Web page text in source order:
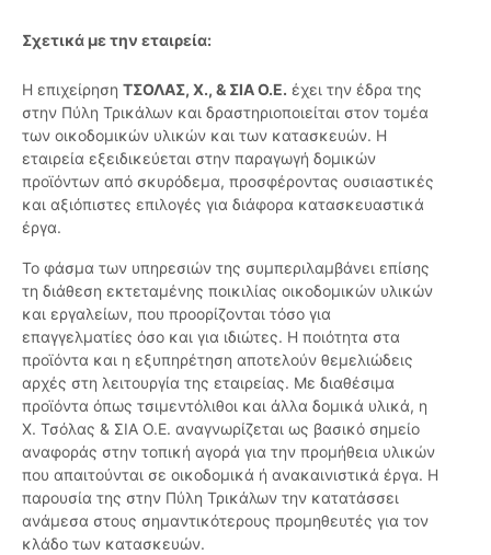
Σχετικά με την εταιρεία:
Η επιχείρηση ΤΣΟΛΑΣ, Χ., & ΣΙΑ Ο.Ε. έχει την έδρα της
στην Πύλη Τρικάλων και δραστηριοποιείται στον τομέα
των οικοδομικών υλικών και των κατασκευών. Η
εταιρεία εξειδικεύεται στην παραγωγή δομικών
προϊόντων από σκυρόδεμα, προσφέροντας ουσιαστικές
και αξιόπιστες επιλογές για διάφορα κατασκευαστικά
έργα.
Το φάσμα των υπηρεσιών της συμπεριλαμβάνει επίσης
τη διάθεση εκτεταμένης ποικιλίας οικοδομικών υλικών
και εργαλείων, που προορίζονται τόσο για
επαγγελματίες όσο και για ιδιώτες. Η ποιότητα στα
προϊόντα και η εξυπηρέτηση αποτελούν θεμελιώδεις
αρχές στη λειτουργία της εταιρείας. Με διαθέσιμα
προϊόντα όπως τσιμεντόλιθοι και άλλα δομικά υλικά, η
Χ. Τσόλας & ΣΙΑ Ο.Ε. αναγνωρίζεται ως βασικό σημείο
αναφοράς στην τοπική αγορά για την προμήθεια υλικών
που απαιτούνται σε οικοδομικά ή ανακαινιστικά έργα. Η
παρουσία της στην Πύλη Τρικάλων την κατατάσσει
ανάμεσα στους σημαντικότερους προμηθευτές για τον
κλάδο των κατασκευών.